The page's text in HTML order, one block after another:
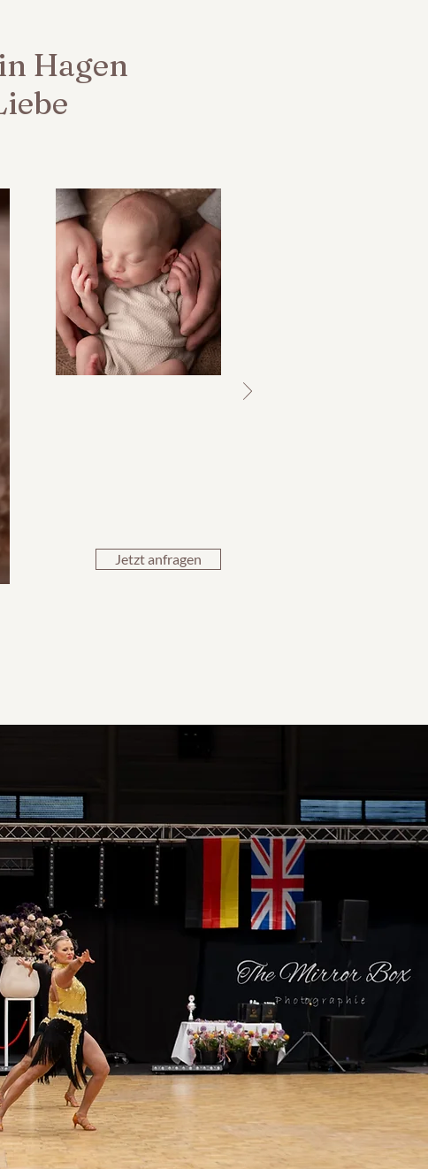
Hagen
Jetzt anfragen